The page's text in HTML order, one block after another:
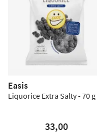
Easis
Liquorice Extra Salty - 70 g
33,00